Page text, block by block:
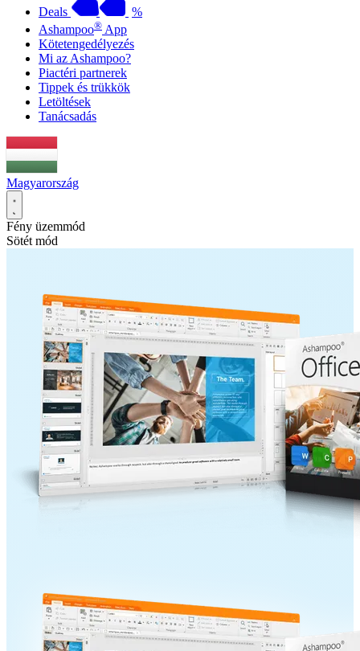
Deals
%
Ashampoo® App
Kötetengedélyezés
Mi az Ashampoo?
Piactéri partnerek
Tippek és trükkök
Letöltések
Tanácsadás
Magyarország
Fény üzemmód
Sötét mód